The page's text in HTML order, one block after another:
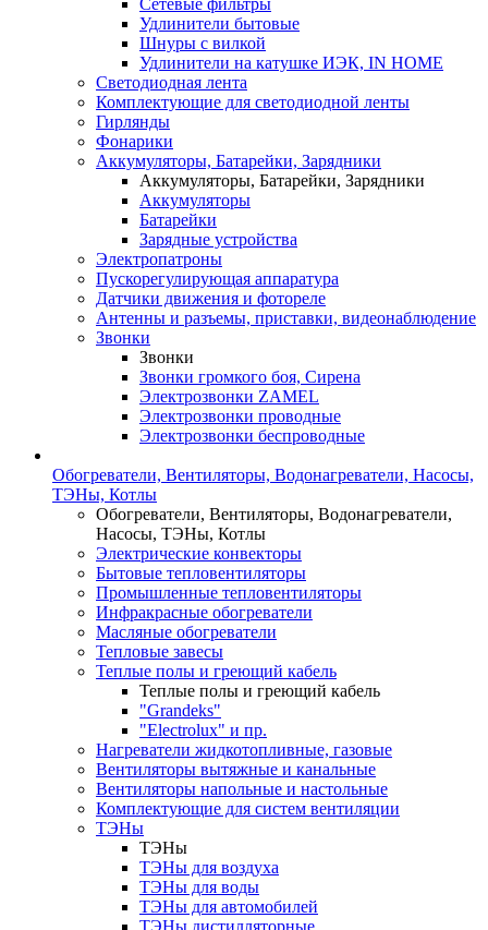
Сетевые фильтры
Удлинители бытовые
Шнуры с вилкой
Удлинители на катушке ИЭК, IN HOME
Светодиодная лента
Комплектующие для светодиодной ленты
Гирлянды
Фонарики
Аккумуляторы, Батарейки, Зарядники
Аккумуляторы, Батарейки, Зарядники
Аккумуляторы
Батарейки
Зарядные устройства
Электропатроны
Пускорегулирующая аппаратура
Датчики движения и фотореле
Антенны и разъемы, приставки, видеонаблюдение
Звонки
Звонки
Звонки громкого боя, Сирена
Электрозвонки ZAMEL
Электрозвонки проводные
Электрозвонки беспроводные
Обогреватели, Вентиляторы, Водонагреватели, Насосы,
ТЭНы, Котлы
Обогреватели, Вентиляторы, Водонагреватели,
Насосы, ТЭНы, Котлы
Электрические конвекторы
Бытовые тепловентиляторы
Промышленные тепловентиляторы
Инфракрасные обогреватели
Масляные обогреватели
Тепловые завесы
Теплые полы и греющий кабель
Теплые полы и греющий кабель
"Grandeks"
"Electrolux" и пр.
Нагреватели жидкотопливные, газовые
Вентиляторы вытяжные и канальные
Вентиляторы напольные и настольные
Комплектующие для систем вентиляции
ТЭНы
ТЭНы
ТЭНы для воздуха
ТЭНы для воды
ТЭНы для автомобилей
ТЭНы дистилляторные,